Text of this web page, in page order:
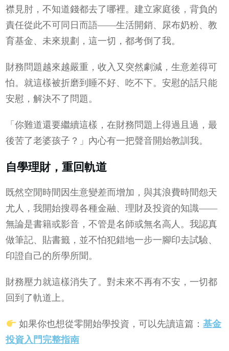
襟見肘，不知道錢都去了哪裡。建立家庭後，背負的
責任從此不可同日而語——生活開銷、尿布奶粉、教
育基金、未來規劃，這一切，都考倒了我。
財務問題越來越嚴重，收入又突然劇減，生意差得可
怕。就這樣被折磨到睡不好、吃不下。安慰的話只能
安慰，解決不了問題。
「你難道還要繼續這樣，在財務問題上得過且過，最
後苦了老婆孩子？」內心有一把聲音開始教訓我。
自學理財，重回軌道
既然空閒時間因生意變差而增加，與其浪費時間怨天
尤人，我開始搜尋各種金融、理財及投資的知識——
無論是書籍或影音，不管是名師或無名高人。我認真
做筆記、貼書籤，並不怕犯錯地一步一腳印去試驗、
印證自己的所學所聞。
財務壓力就這樣消失了。對未來不再有不安，一切都
回到了軌道上。
如果你也想從零開始學投資，可以先讀這篇： 基金
投資入門完整指南